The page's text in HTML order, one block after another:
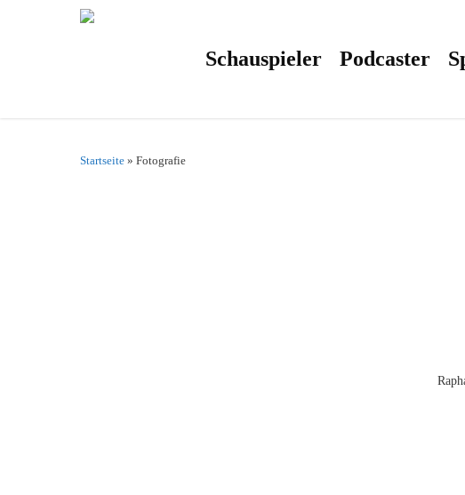
Schauspieler Podcaster
Startseite » Fotografie